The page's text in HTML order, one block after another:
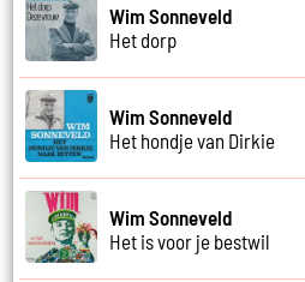
Wim Sonneveld
Het dorp
Wim Sonneveld
Het hondje van Dirkie
Wim Sonneveld
Het is voor je bestwil